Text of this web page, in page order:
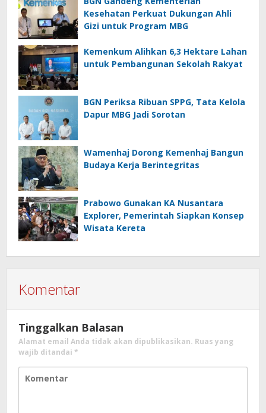
Kesehatan Perkuat Dukungan Ahli
Gizi untuk Program MBG
Kemenkum Alihkan 6,3 Hektare Lahan
untuk Pembangunan Sekolah Rakyat
BGN Periksa Ribuan SPPG, Tata Kelola
Dapur MBG Jadi Sorotan
Wamenhaj Dorong Kemenhaj Bangun
Budaya Kerja Berintegritas
Prabowo Gunakan KA Nusantara
Explorer, Pemerintah Siapkan Konsep
Wisata Kereta
Komentar
Tinggalkan Balasan
Alamat email Anda tidak akan dipublikasikan. Ruas yang
wajib ditandai *